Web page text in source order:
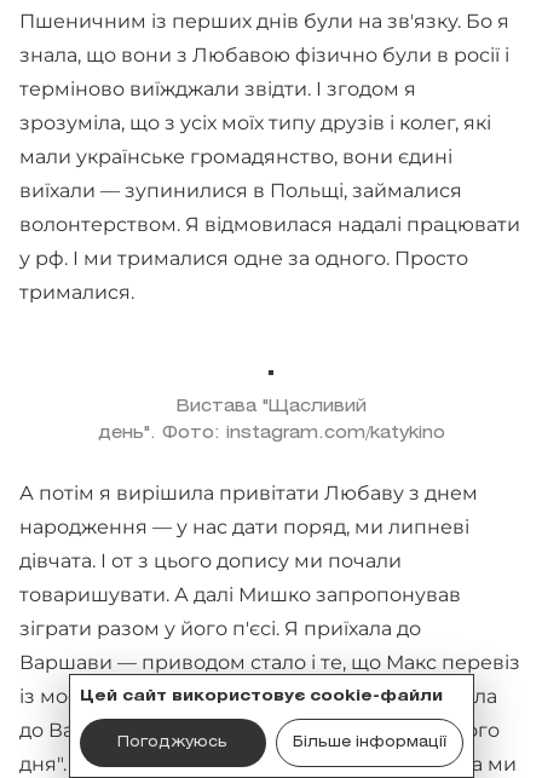
Пшеничним із перших днів були на зв'язку. Бо я
знала, що вони з Любавою фізично були в росії і
терміново виїжджали звідти. І згодом я
зрозуміла, що з усіх моїх типу друзів і колег, які
мали українське громадянство, вони єдині
виїхали — зупинилися в Польщі, займалися
волонтерством. Я відмовилася надалі працювати
у рф. І ми трималися одне за одного. Просто
трималися.
Вистава "Щасливий
день". Фото: instagram.com/katykino
А потім я вирішила привітати Любаву з днем
народження — у нас дати поряд, ми липневі
дівчата. І от з цього допису ми почали
товаришувати. А далі Мишко запропонував
зіграти разом у його п'єсі. Я приїхала до
Варшави — приводом стало і те, що Макс перевіз
із москви моїх котів. А вже за три місяці поїхала
до Варшави на постановку нашого "Щасливого
дня". Мишко виступив у проєкті як режисер, а ми
Цей сайт використовує cookie-файли
Погоджуюсь Більше інформації